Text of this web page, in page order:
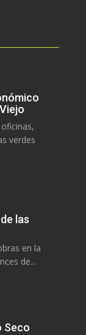
verdes
las
en la
de...
Seco